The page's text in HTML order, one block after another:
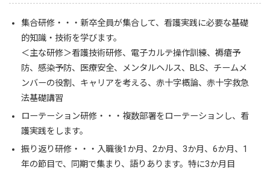
集合研修・・・新卒全員が集合して、看護実践に必要な基礎
的知識・技術を学びます。
＜主な研修＞看護技術研修、電子カルテ操作訓練、褥瘡予
防、感染予防、医療安全、メンタルヘルス、BLS、チームメ
ンバーの役割、キャリアを考える、赤十字概論、赤十字救急
法基礎講習
ローテーション研修・・・複数部署をローテーションし、看
護実践をします。
振り返り研修・・・入職後1か月、2か月、3か月、6か月、1
年の節目で、同期で集まり、語りあります。特に3か月目